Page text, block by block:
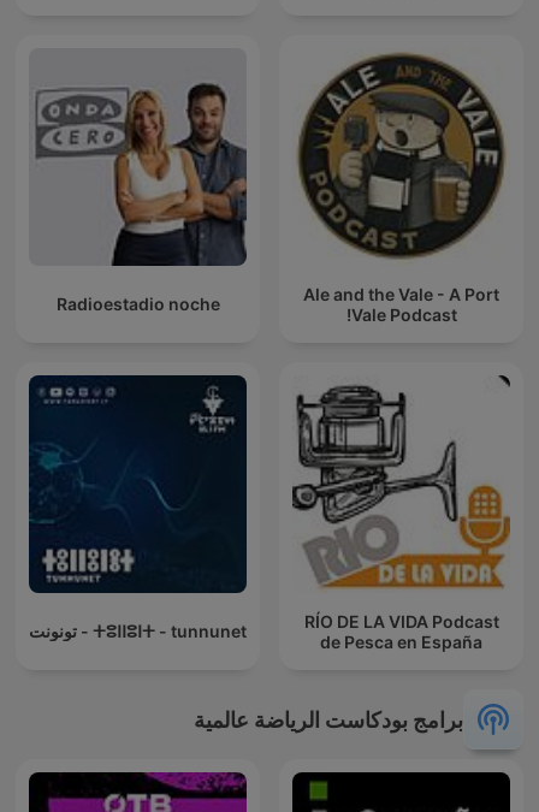
Ale and the Vale - A Port
Vale Podcast!
Radioestadio noche
RÍO DE LA VIDA Podcast
de Pesca en España
ⵜⵓⵏⵏⵓⵏⵜ - tunnunet - تونونت
برامج بودكاست الرياضة عالمية